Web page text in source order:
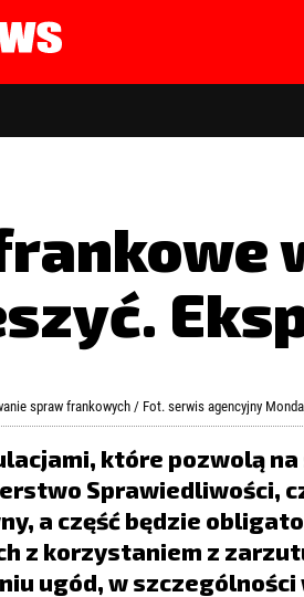
spraw frankowych / Fot. serwis agencyjny
które pozwolą
Sprawiedliwości,
a część będzie
z korzystaniem z
ugód, w